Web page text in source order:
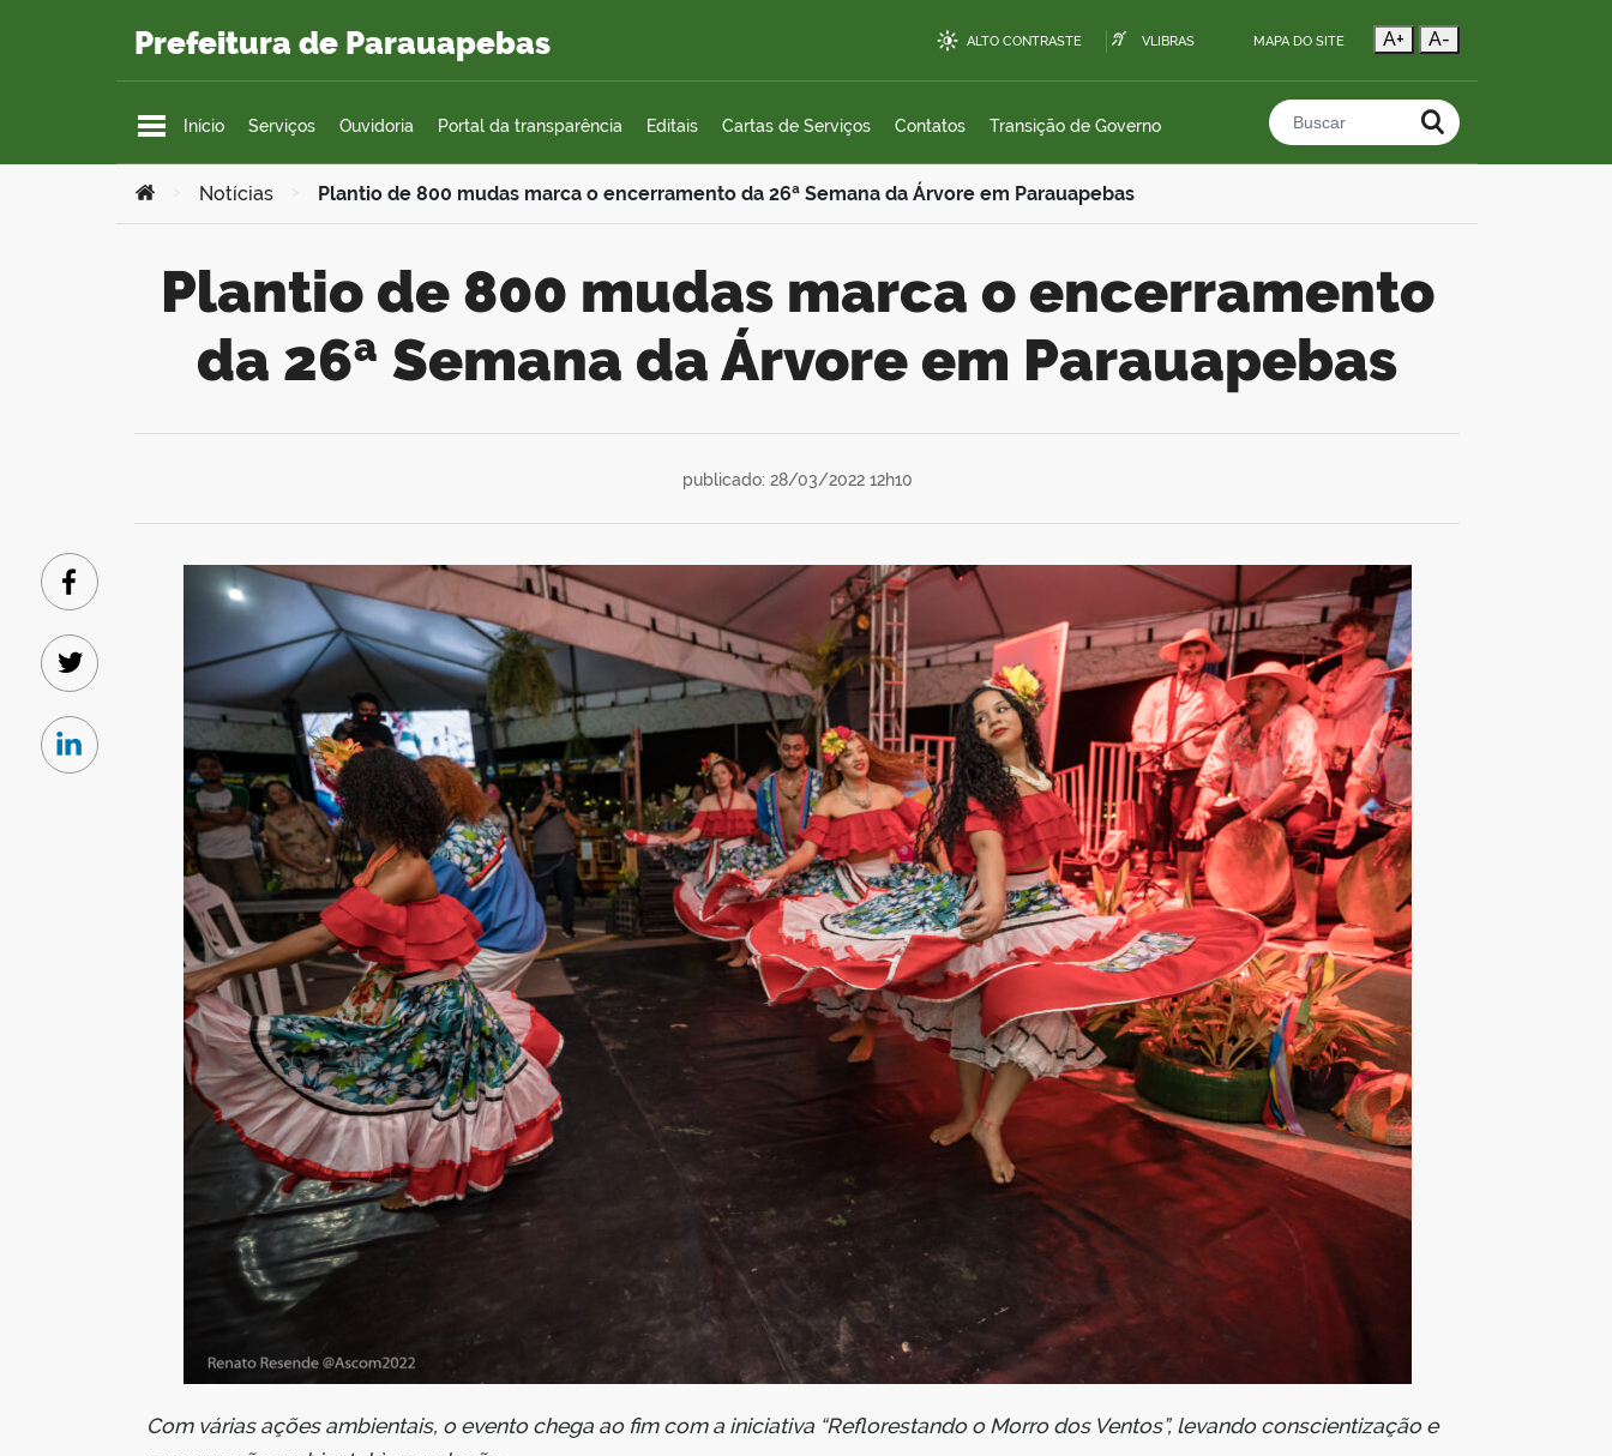
Prefeitura de Parauapebas ALTO CONTRASTE VLIBRAS MAPA DO SITE A+ A-
Início Serviços Ouvidoria Portal da transparência Editais Cartas de Serviços Contatos Transição de Governo Buscar no portal
Você está aqui:
Notícias Plantio de 800 mudas marca o encerramento da 26ª Semana da Árvore em Parauapebas
Plantio de 800 mudas marca o encerramento
da 26ª Semana da Árvore em Parauapebas
publicado: 28/03/2022 12h10
Com várias ações ambientais, o evento chega ao fim com a iniciativa “Reflorestando o Morro dos Ventos”, levando conscientização e
Facebook
Twitter
Linkedin